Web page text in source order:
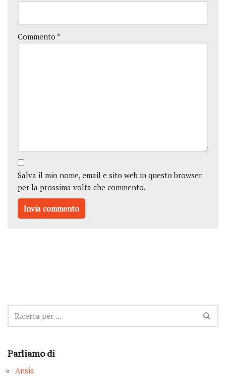
Commento *
Salva il mio nome, email e sito web in questo browser
per la prossima volta che commento.
Parliamo di
Ansia